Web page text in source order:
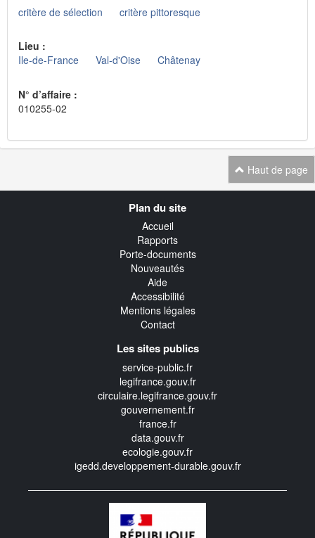
critère de sélection
critère pittoresque
Lieu :
Ile-de-France
Val-d'Oise Châtenay
N° d’affaire :
010255-02
Haut de page
Plan du site
Accueil
Rapports
Porte-documents
Nouveautés
Aide
Accessibilité
Mentions légales
Contact
Les sites publics
service-public.fr
legifrance.gouv.fr
circulaire.legifrance.gouv.fr
gouvernement.fr
france.fr
data.gouv.fr
ecologie.gouv.fr
igedd.developpement-durable.gouv.fr